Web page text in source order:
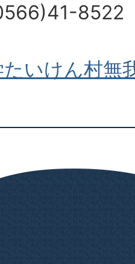
8522
いけん村無